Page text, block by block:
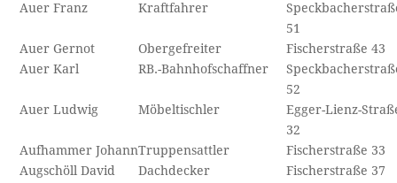
Auer Franz
Kraftfahrer
51
Auer Gernot
Obergefreiter
Fischerstraße 43
Auer Karl
RB.-Bahnhofschaffner
52
Auer Ludwig
Möbeltischler
Egger-Lienz-
32
Aufhammer JohannTruppensattler
Fischerstraße 33
Augschöll David
Dachdecker
Fischerstraße 37